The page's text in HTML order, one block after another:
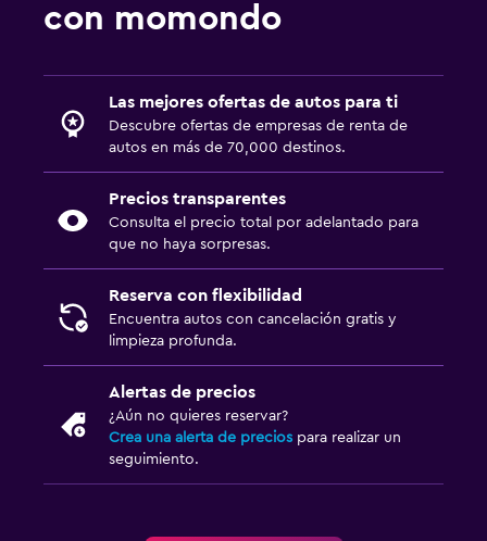
con momondo
Las mejores ofertas de autos para ti
Descubre ofertas de empresas de renta de
autos en más de 70,000 destinos.
Precios transparentes
Consulta el precio total por adelantado para
que no haya sorpresas.
Reserva con flexibilidad
Encuentra autos con cancelación gratis y
limpieza profunda.
Alertas de precios
¿Aún no quieres reservar?
Crea una alerta de precios para realizar un
seguimiento.